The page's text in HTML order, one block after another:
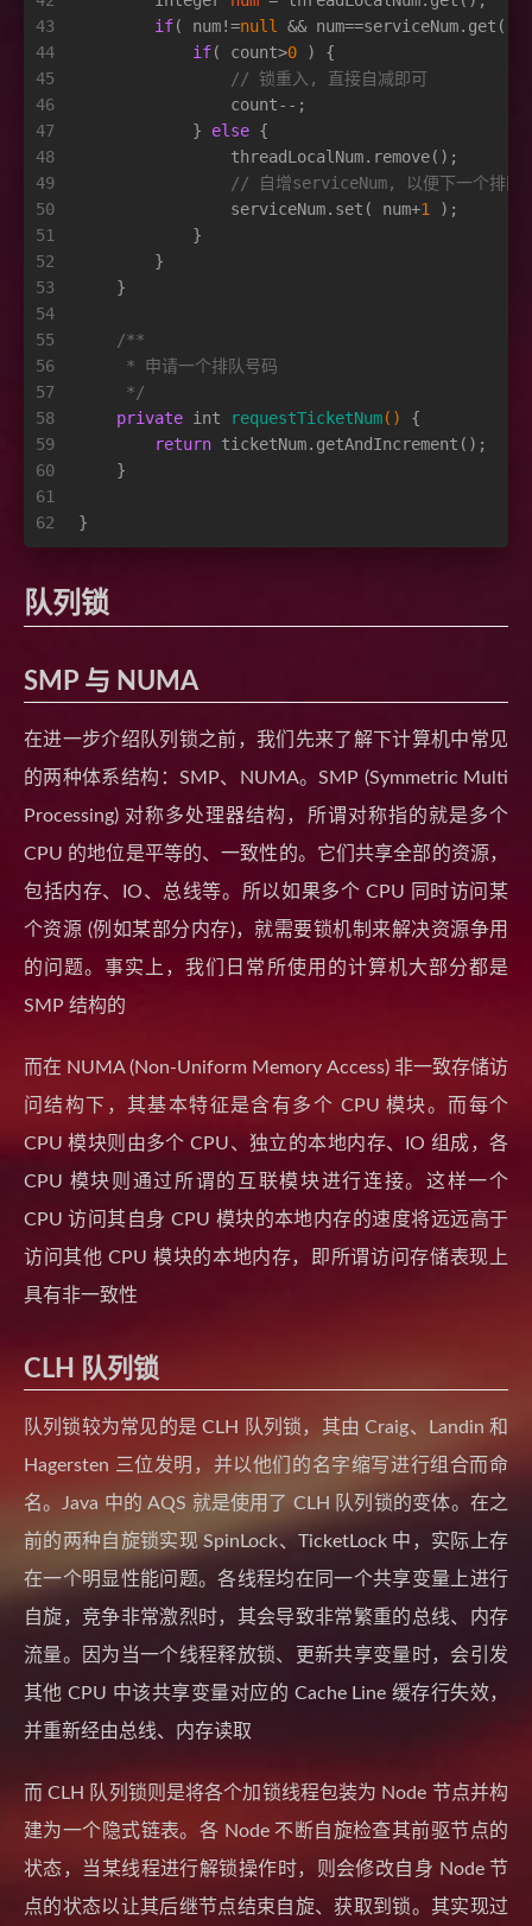
43
44
45
46
47
48
49
50
51
52
53
54
55
56
57
58
59
60
61
62
if( num!=null
&&
if( count>0 ) {
// 锁重入, 直接自减即可
                count--;
            }
else {
                threadLocalNum.remove();
// 自增serviceNum, 以便下一个排队
                serviceNum.set( num+
1
);
            }
        }
    }
/**
     * 申请一个排队号码
     */
private int requestTicketNum()
{
return ticketNum.getAndIncrement();
    }
}
队列锁
SMP 与 NUMA
在进一步介绍队列锁之前，我们先来了解下计算机中常见
的两种体系结构：SMP、NUMA。SMP (Symmetric Multi
Processing) 对称多处理器结构，所谓对称指的就是多个
CPU 的地位是平等的、一致性的。它们共享全部的资源，
包括内存、IO、总线等。所以如果多个 CPU 同时访问某
个资源 (例如某部分内存)，就需要锁机制来解决资源争用
的问题。事实上，我们日常所使用的计算机大部分都是
SMP 结构的
而在 NUMA (Non-Uniform Memory Access) 非一致存储访
问结构下，其基本特征是含有多个 CPU 模块。而每个
CPU 模块则由多个 CPU、独立的本地内存、IO 组成，各
CPU 模块则通过所谓的互联模块进行连接。这样一个
CPU 访问其自身 CPU 模块的本地内存的速度将远远高于
访问其他 CPU 模块的本地内存，即所谓访问存储表现上
具有非一致性
CLH 队列锁
队列锁较为常见的是 CLH 队列锁，其由 Craig、Landin 和
Hagersten 三位发明，并以他们的名字缩写进行组合而命
名。Java 中的 AQS 就是使用了 CLH 队列锁的变体。在之
前的两种自旋锁实现 SpinLock、TicketLock 中，实际上存
在一个明显性能问题。各线程均在同一个共享变量上进行
自旋，竞争非常激烈时，其会导致非常繁重的总线、内存
流量。因为当一个线程释放锁、更新共享变量时，会引发
其他 CPU 中该共享变量对应的 Cache Line 缓存行失效，
并重新经由总线、内存读取
而 CLH 队列锁则是将各个加锁线程包装为 Node 节点并构
建为一个隐式链表。各 Node 不断自旋检查其前驱节点的
状态，当某线程进行解锁操作时，则会修改自身 Node 节
点的状态以让其后继节点结束自旋、获取到锁。其实现过